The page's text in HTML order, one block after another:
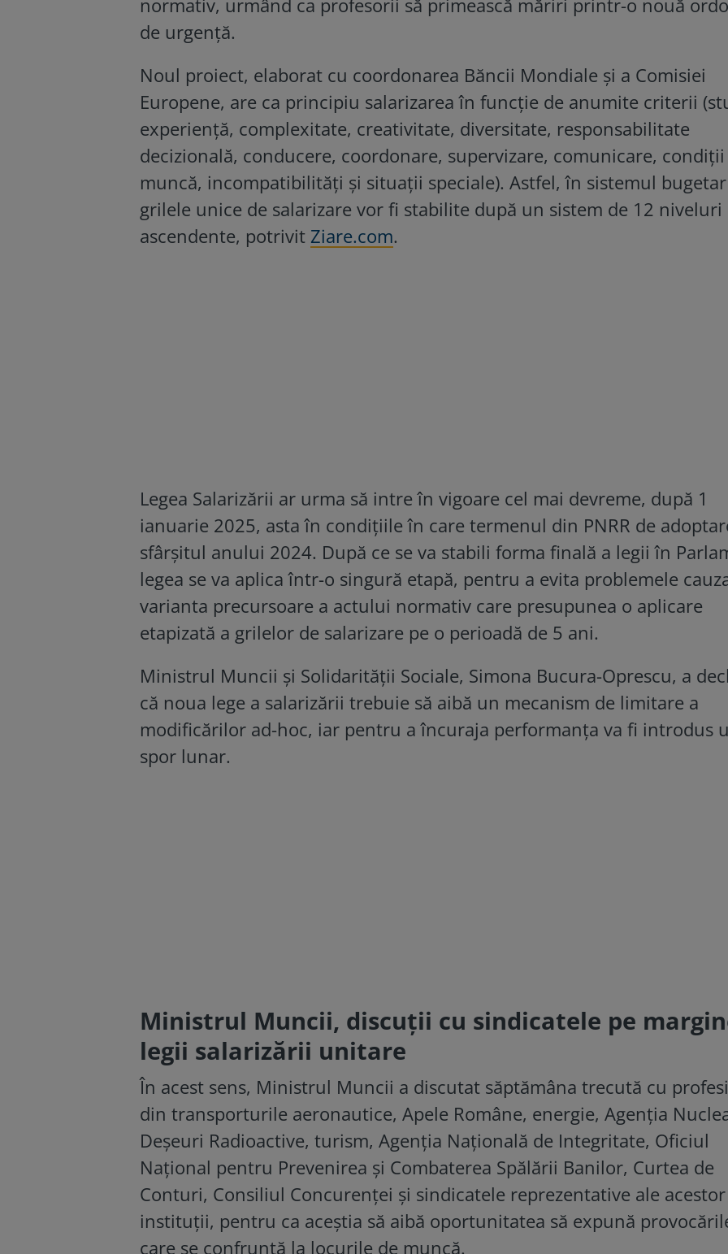
de urgență.
Noul proiect, elaborat cu coordonarea Băncii Mondiale și a Comisiei
Europene, are ca principiu salarizarea în funcție de anumite criterii
experiență, complexitate, creativitate, diversitate, responsabilitate
decizională, conducere, coordonare, supervizare, comunicare, condiții
muncă, incompatibilități și situații speciale). Astfel, în sistemul bugetar
grilele unice de salarizare vor fi stabilite după un sistem de 12 niveluri
ascendente, potrivit Ziare.com.
Legea Salarizării ar urma să intre în vigoare cel mai devreme, după 1
ianuarie 2025, asta în condițiile în care termenul din PNRR de
sfârșitul anului 2024. După ce se va stabili forma finală a legii în
legea se va aplica într-o singură etapă, pentru a evita problemele
varianta precursoare a actului normativ care presupunea o aplicare
etapizată a grilelor de salarizare pe o perioadă de 5 ani.
Ministrul Muncii şi Solidarităţii Sociale, Simona Bucura-Oprescu, a
că noua lege a salarizării trebuie să aibă un mecanism de limitare a
modificărilor ad-hoc, iar pentru a încuraja performanţa va fi introdus
spor lunar.
Ministrul Muncii, discuţii cu sindicatele pe
legii salarizării unitare
În acest sens, Ministrul Muncii a discutat săptămâna trecută cu
din transporturile aeronautice, Apele Române, energie, Agenţia
Deşeuri Radioactive, turism, Agenţia Naţională de Integritate, Oficiul
Naţional pentru Prevenirea şi Combaterea Spălării Banilor, Curtea de
Conturi, Consiliul Concurenţei şi sindicatele reprezentative ale acestor
instituţii, pentru ca aceștia să aibă oportunitatea să expună
care se confruntă la locurile de muncă.